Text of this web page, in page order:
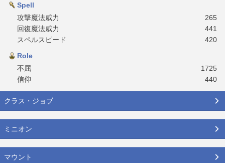
Spell
攻撃魔法威力
265
回復魔法威力
441
スペルスピード
420
Role
不屈
1725
信仰
440
クラス・ジョブ
ミニオン
マウント